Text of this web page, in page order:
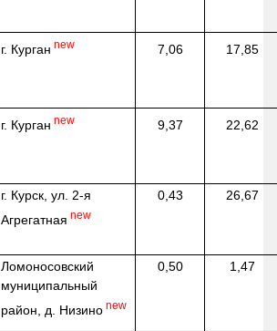
г. Курган new 7,06 17,85
г. Курган new 9,37 22,62
г. Курск, ул. 2-я
Агрегатная new
0,43 26,67
Ломоносовский
муниципальный
район, д. Низино new
0,50 1,47